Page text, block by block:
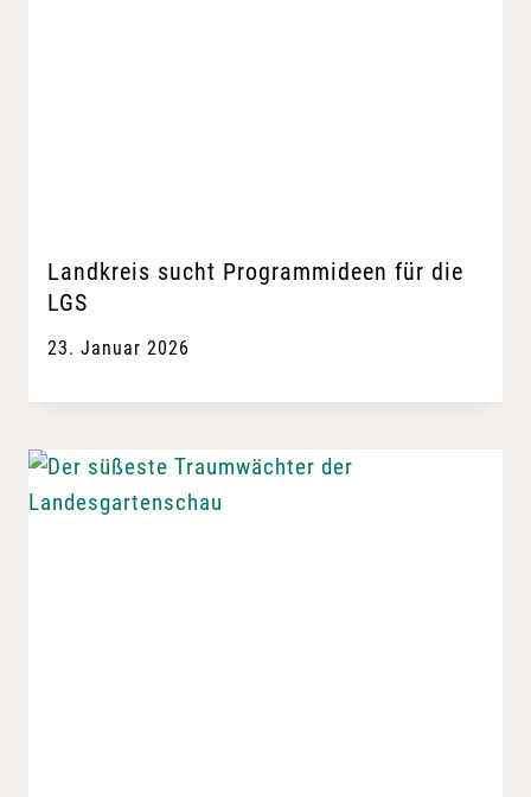
Landkreis sucht Programmideen für die
LGS
23. Januar 2026